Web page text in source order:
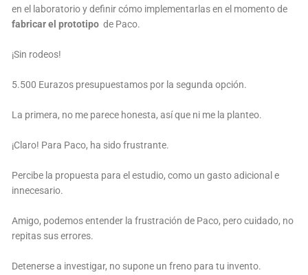
en el laboratorio y definir cómo implementarlas en el momento de
fabricar el prototipo de Paco.
¡Sin rodeos!
5.500 Eurazos presupuestamos por la segunda opción.
La primera, no me parece honesta, así que ni me la planteo.
¡Claro! Para Paco, ha sido frustrante.
Percibe la propuesta para el estudio, como un gasto adicional e
innecesario.
Amigo, podemos entender la frustración de Paco, pero cuidado, no
repitas sus errores.
Detenerse a investigar, no supone un freno para tu invento.